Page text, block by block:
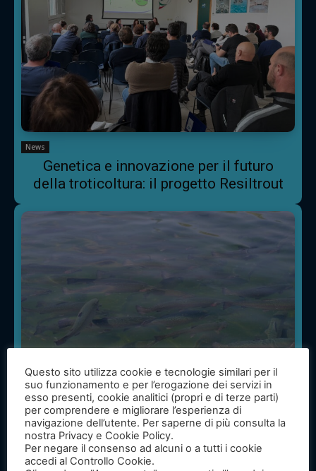
News
Genetica e innovazione per il futuro
della troticoltura: il progetto Resiltrout
News
Genomica e troticoltura: come la
Questo sito utilizza cookie e tecnologie similari per il
suo funzionamento e per l’erogazione dei servizi in
esso presenti, cookie analitici (propri e di terze parti)
per comprendere e migliorare l’esperienza di
navigazione dell’utente. Per saperne di più consulta la
nostra Privacy e Cookie Policy.
Per negare il consenso ad alcuni o a tutti i cookie
accedi al Controllo Cookie.